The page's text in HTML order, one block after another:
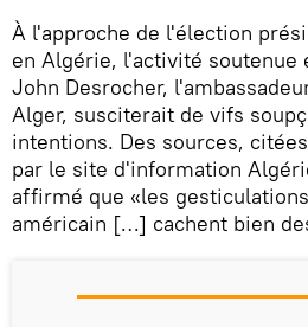
À l'approche de l'élection
en Algérie, l'activité soutenue
John Desrocher,
Alger, susciterait de vifs
intentions. Des sources,
par le site d'information
affirmé que «les
américain […] cachent bien